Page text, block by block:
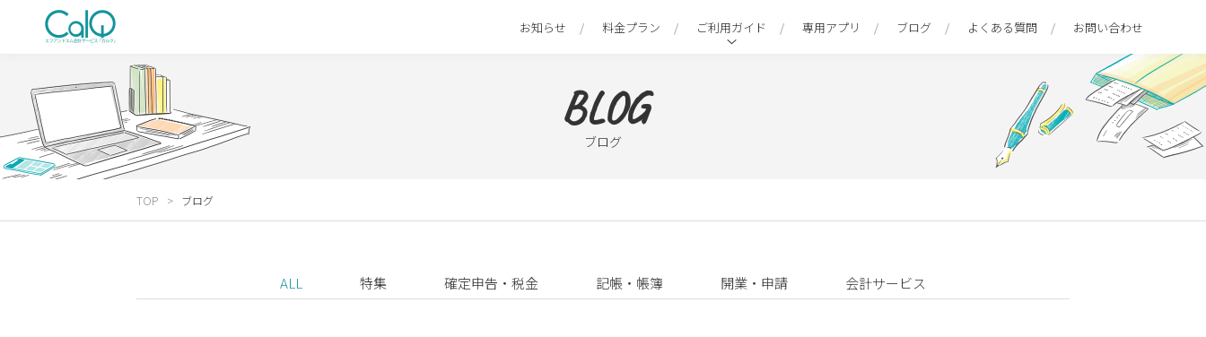
お知らせ 料金プラン ご利用ガイド 専用アプリ ブログ よくある質問 お問い合わせ
BLOG
ブログ
TOP ブログ
ALL 特集 確定申告・税金 記帳・帳簿 開業・申請 会計サービス